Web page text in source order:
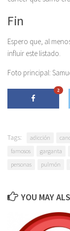
Fin
Espero que, al
influir este listado.
Foto principal:
2
Tags: adicción
famosos
garganta
personas
pulmón
YOU MAY